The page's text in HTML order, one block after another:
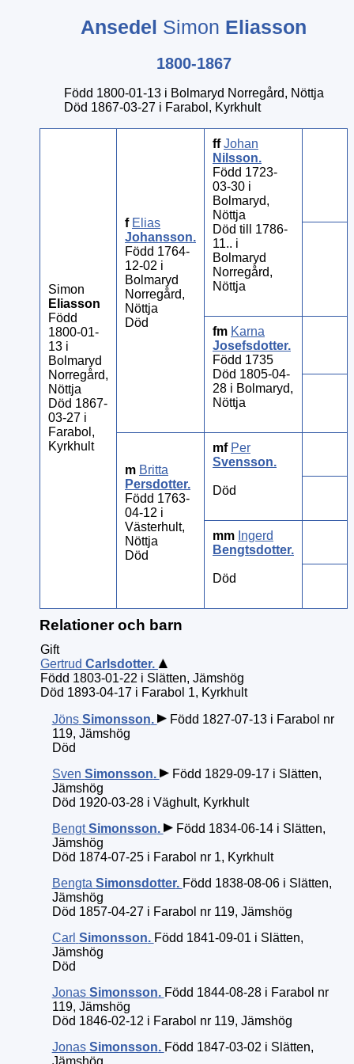
Ansedel Simon Eliasson
1800-1867
Född 1800-01-13 i Bolmaryd Norregård, Nöttja
Död 1867-03-27 i Farabol, Kyrkhult
Simon
Eliasson
Född
1800-01-
13 i
Bolmaryd
Norregård,
Nöttja
Död 1867-
03-27 i
Farabol,
Kyrkhult
f Elias
Johansson.
Född 1764-
12-02 i
Bolmaryd
Norregård,
Nöttja
Död
ffJohan
Nilsson.
Född 1723-
03-30 i
Bolmaryd,
Nöttja
Död till 1786-
11.. i
Bolmaryd
Norregård,
Nöttja
fm Karna
Josefsdotter.
Född 1735
Död 1805-04-
28 i Bolmaryd,
Nöttja
m Britta
Persdotter.
Född 1763-
04-12 i
Västerhult,
Nöttja
Död
mf Per
Svensson.
Död
mm Ingerd
Bengtsdotter.
Död
Relationer och barn
Gift
Gertrud Carlsdotter.
Född 1803-01-22 i Slätten, Jämshög
Död 1893-04-17 i Farabol 1, Kyrkhult
Jöns Simonsson.
Född 1827-07-13 i Farabol nr
119, Jämshög
Död
Sven Simonsson.
Född 1829-09-17 i Slätten,
Jämshög
Död 1920-03-28 i Väghult, Kyrkhult
Bengt Simonsson.
Född 1834-06-14 i Slätten,
Jämshög
Död 1874-07-25 i Farabol nr 1, Kyrkhult
Bengta Simonsdotter. Född 1838-08-06 i Slätten,
Jämshög
Död 1857-04-27 i Farabol nr 119, Jämshög
Carl Simonsson. Född 1841-09-01 i Slätten,
Jämshög
Död
Jonas Simonsson. Född 1844-08-28 i Farabol nr
119, Jämshög
Död 1846-02-12 i Farabol nr 119, Jämshög
Jonas Simonsson. Född 1847-03-02 i Slätten,
Jämshög